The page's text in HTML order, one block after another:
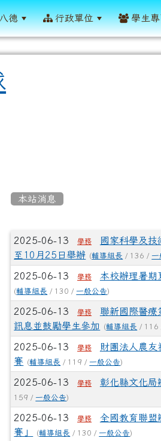
德 行政單位 學生專
本站消息
文章列表
2025-06-13 學務
國家科學及
至10月25日舉辦 (輔導組長 / 136 / 一
2025-06-13 學務 本校辦理暑期
(輔導組長 / 130 / 一般公告)
2025-06-13 學務
聯新國際醫療
訊息並鼓勵學生參加
(輔導組長 / 116
2025-06-13 學務
財團法人農
賽
(輔導組長 / 119 / 一般公告)
2025-06-13 學務 彰化縣文化局
159 / 一般公告)
2025-06-13 學務
全國教育聯盟
賽」
(輔導組長 / 130 / 一般公告)